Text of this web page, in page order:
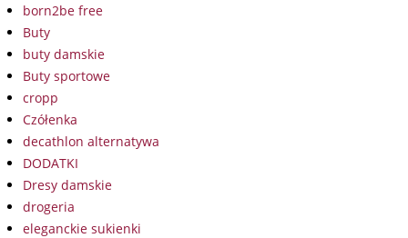
born2be free
Buty
buty damskie
Buty sportowe
cropp
Czółenka
decathlon alternatywa
DODATKI
Dresy damskie
drogeria
eleganckie sukienki